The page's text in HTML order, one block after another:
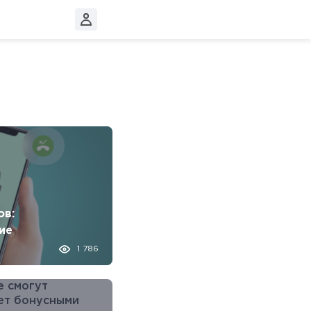
1 786